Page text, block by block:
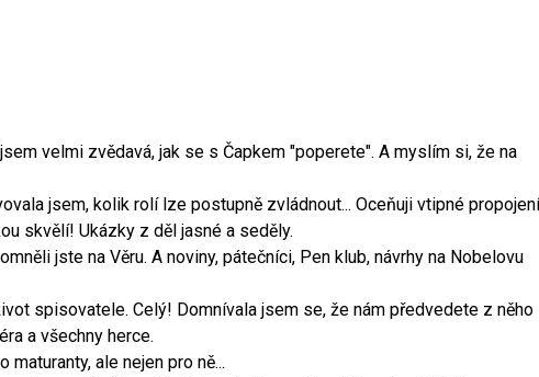
velmi zvědavá, jak se s Čapkem "poperete". A myslím si, že na
jsem, kolik rolí lze postupně zvládnout... Oceňuji vtipné propojení
skvělí! Ukázky z děl jasné a seděly.
jste na Věru. A noviny, pátečníci, Pen klub, návrhy na Nobelovu
spisovatele. Celý! Domnívala jsem se, že nám předvedete z něho
a všechny herce.
ale nejen pro ně...